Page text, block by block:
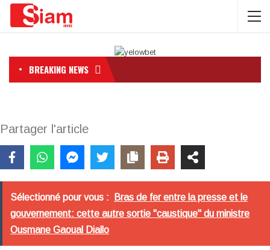
BREAKING NEWS
Partager l'article
Sélectionné pour vous :
Bras de fer entre la presse et le
gouvernement: cette autre sortie "caustique" du ministre
Ousmane Gaoual Diallo